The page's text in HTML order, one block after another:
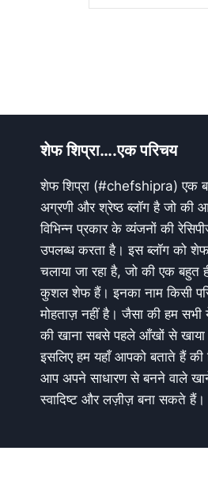
शेफ शिप्रा….एक परिचय
शेफ शिप्रा (#chefshipra) एक
अग्रणी और श्रेष्ठ ब्लॉग है जो की
विभिन्न प्रकार के व्यंजनों की
उपलब्ध करता है। इस ब्लॉग को शेफ
चलाया जा रहा है, जो की एक बहुत
कुशल शेफ हैं। इनका नाम किसी
मोहताज़ नहीं है। जैसा की हम सभी
की खाना सबसे पहले आँखों से खाया
इसलिए हम यहाँ आपको बताते हैं
आप अपने साधारण से बनने वाले
स्वादिष्ट और लज़ीज़ बना सकते हैं।